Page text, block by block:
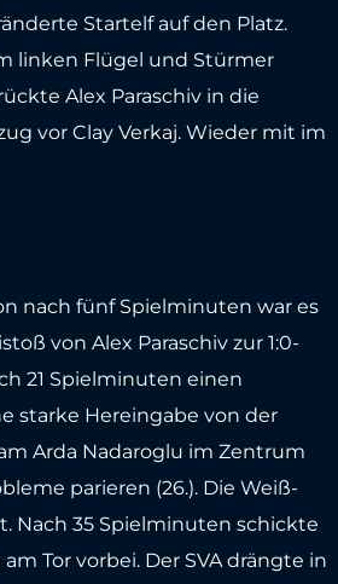
Startelf auf den Platz.
linken Flügel und Stürmer
Alex Paraschiv in die
vor Clay Verkaj. Wieder mit im
nach fünf Spielminuten war es
von Alex Paraschiv zur 1:0-
21 Spielminuten einen
starke Hereingabe von der
Arda Nadaroglu im Zentrum
parieren (26.). Die Weiß-
Nach 35 Spielminuten schickte
Tor vorbei. Der SVA drängte in